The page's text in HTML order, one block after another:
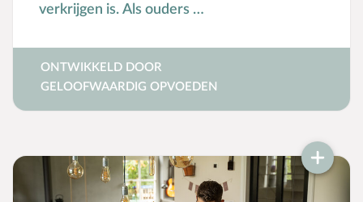
verkrijgen is. Als ouders …
ONTWIKKELD DOOR
GELOOFWAARDIG OPVOEDEN